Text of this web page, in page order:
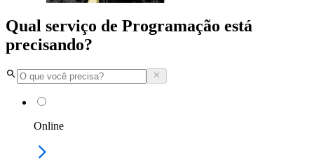
Qual serviço de Programação está
precisando?
Online